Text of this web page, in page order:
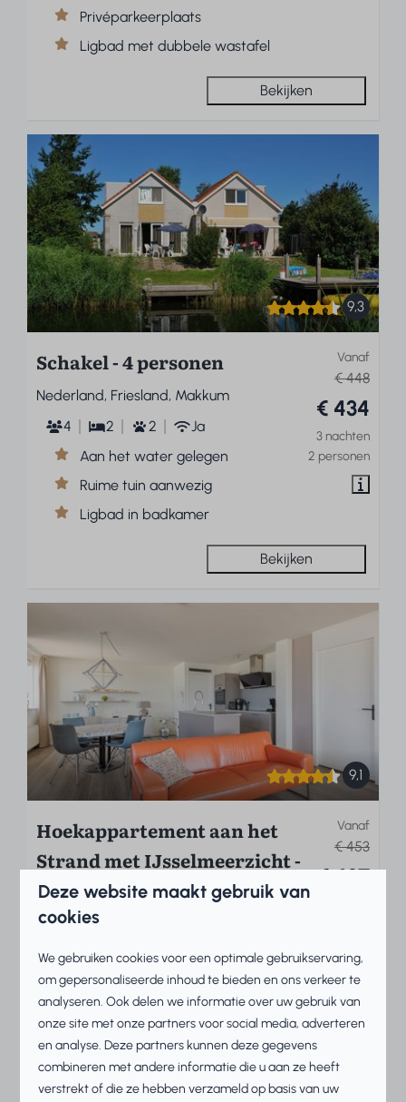
Privéparkeerplaats
Ligbad met dubbele wastafel
Bekijken
9,3
Vanaf
€ 448
€ 434
3 nachten
2 personen
Schakel - 4 personen
Nederland, Friesland, Makkum
4
2 2
Ja
Aan het water gelegen
Ruime tuin aanwezig
Ligbad in badkamer
Bekijken
9,1
Vanaf
€ 453
€ 437
Hoekappartement aan het
Strand met IJsselmeerzicht -
Zuiderzee State Deluxe XL 1
Nederland, Friesland, Makkum
4
2 Nee
Ja
Balkon op het zuiden
Schitterend IJsselmeerzicht
Privé parkeerplaats
Bekijken
Deze website maakt gebruik van
cookies
We gebruiken cookies voor een optimale gebruikservaring,
om gepersonaliseerde inhoud te bieden en ons verkeer te
analyseren. Ook delen we informatie over uw gebruik van
onze site met onze partners voor social media, adverteren
en analyse. Deze partners kunnen deze gegevens
combineren met andere informatie die u aan ze heeft
verstrekt of die ze hebben verzameld op basis van uw